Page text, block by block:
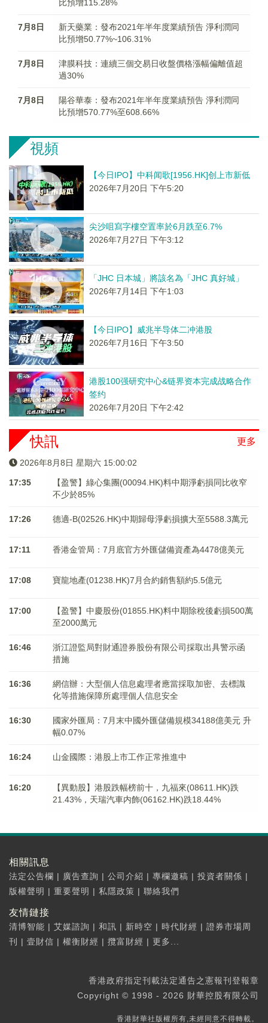
比預增115.28%
7月8日
新天藥業：發布2021年半年度業績預告 淨利潤同
比預增50.77%~106.31%
7月8日
津膜科技：連續三個交易日收盤價格漲幅偏離值超
過30%
7月8日
陽谷華泰：發布2021年半年度業績預告 淨利潤同
比預增570.77%至608.66%
視頻
【今日IPO】中科闻歌[1956.HK]创上市新低
2026年7月20日 下午5:20
尖沙咀寫字樓空置率於6月跌至6.7%
2026年7月27日 下午3:12
「JHC 日本城」將該名為「JHC 真好城」
2026年7月14日 下午1:03
【今日IPO】威兆半导体二冲港股
2026年7月16日 下午3:50
港股100强研究中心&链界资本完成战略合作
签约
2026年7月20日 下午2:42
更多
快訊
2026年8月8日 星期六 15:00:02
17:35
【盈警】綠心集團(00094.HK)料中期淨虧損同比收窄
不少於85%
17:26 德適-B(02526.HK)中期歸母淨虧損擴大至5588.3萬元
17:11 香港金管局：7月底官方外匯儲備資產為4478億美元
17:08 寶龍地產(01238.HK)7月合約銷售額約5.5億元
17:00
【盈警】中慶股份(01855.HK)料中期除稅後虧損500萬
至2000萬元
16:46
浙江證監局對財通證券股份有限公司採取出具警示函
措施
16:36
網信辦：大型個人信息處理者應當採取加密、去標識
化等措施保障所處理個人信息安全
16:30
國家外匯局：7月末中國外匯儲備規模34188億美元 升
幅0.07%
16:24 山金國際：港股上市工作正常推進中
16:20
【異動股】港股跌幅榜前十，九福來(08611.HK)跌
21.43%，天瑞汽車内飾(06162.HK)跌18.44%
相關訊息
法定公告欄 | 廣告查詢 | 公司介紹 | 專欄邀稿 | 投資者關係 |
版權聲明 | 重要聲明 | 私隱政策 | 聯絡我們
友情鏈接
清博智能 | 艾媒諮詢 | 和訊 | 新時空 | 時代財經 | 證券市場周
刊
| 壹財信 | 權衡財經 | 攬富財經 | 更多...
香港政府指定刊載法定通告之憲報刊登報章
Copyright © 1998 - 2026 財華控股有限公司
香港財華社版權所有,未經同意不得轉載。